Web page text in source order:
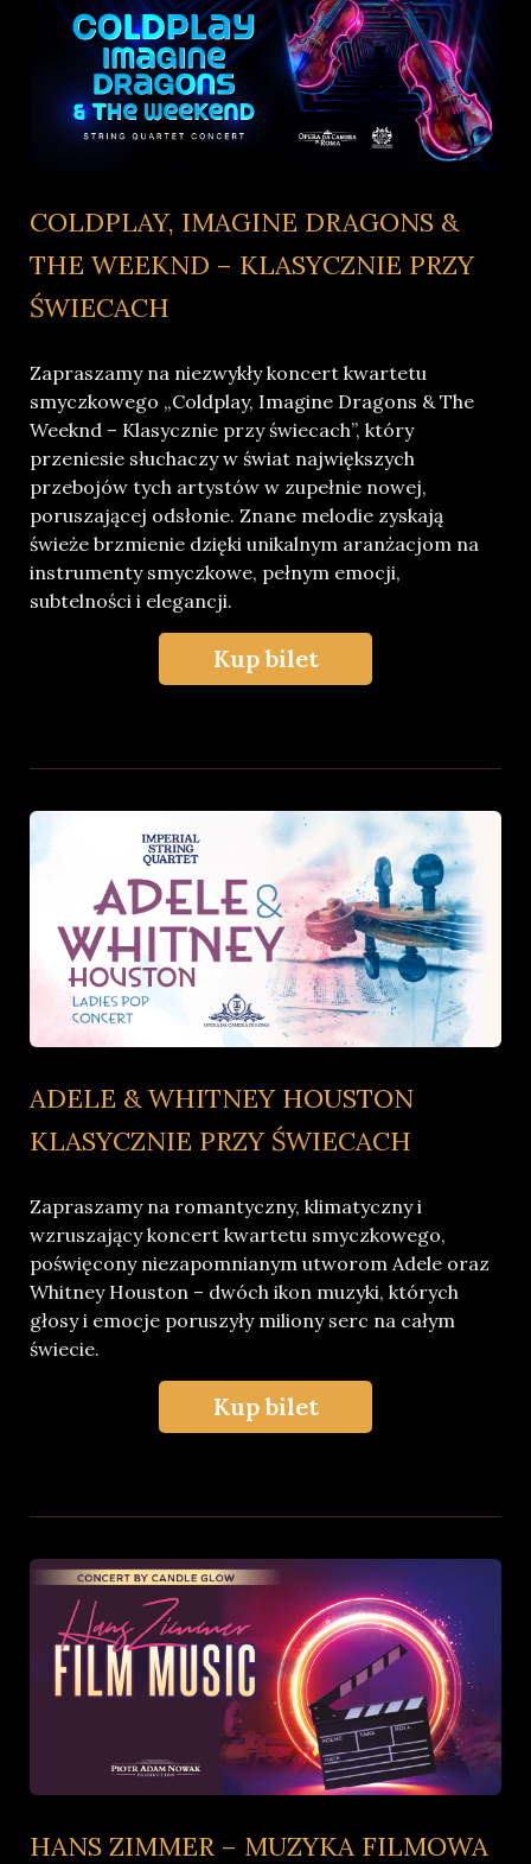
COLDPLAY, IMAGINE DRAGONS &
THE WEEKND – KLASYCZNIE PRZY
ŚWIECACH
Zapraszamy na niezwykły koncert kwartetu
smyczkowego „Coldplay, Imagine Dragons & The
Weeknd – Klasycznie przy świecach”, który
przeniesie słuchaczy w świat największych
przebojów tych artystów w zupełnie nowej,
poruszającej odsłonie. Znane melodie zyskają
świeże brzmienie dzięki unikalnym aranżacjom na
instrumenty smyczkowe, pełnym emocji,
subtelności i elegancji.
Kup bilet
ADELE & WHITNEY HOUSTON
KLASYCZNIE PRZY ŚWIECACH
Zapraszamy na romantyczny, klimatyczny i
wzruszający koncert kwartetu smyczkowego,
poświęcony niezapomnianym utworom Adele oraz
Whitney Houston – dwóch ikon muzyki, których
głosy i emocje poruszyły miliony serc na całym
świecie.
Kup bilet
HANS ZIMMER – MUZYKA FILMOWA